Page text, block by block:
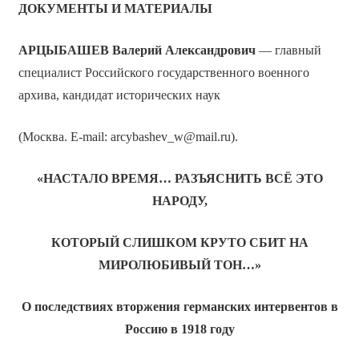
ДОКУМЕНТЫ И МАТЕРИАЛЫ
АРЦЫБАШЕВ Валерий Александрович— главный
специалист Российского государственного военного
архива, кандидат исторических наук
(Москва. E-mail: arcybashev_w@mail.ru).
«НАСТАЛО ВРЕМЯ… РАЗЪЯСНИТЬ ВСЁ ЭТО
НАРОДУ,
КОТОРЫЙ СЛИШКОМ КРУТО СБИТ НА
МИРОЛЮБИВЫЙ ТОН…»
О последствиях вторжения германских интервентов в
Россию в 1918 году